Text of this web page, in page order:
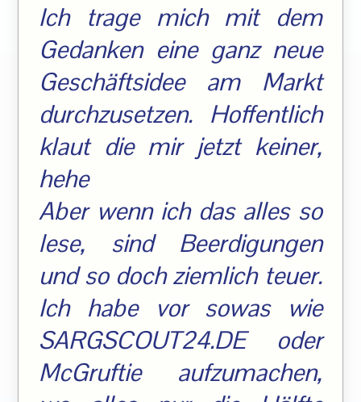
Ich trage mich mit dem
Gedanken eine ganz neue
Geschäftsidee am Markt
durchzusetzen. Hoffentlich
klaut die mir jetzt keiner,
hehe
Aber wenn ich das alles so
lese, sind Beerdigungen
und so doch ziemlich teuer.
Ich habe vor sowas wie
SARGSCOUT24.DE oder
McGruftie aufzumachen,